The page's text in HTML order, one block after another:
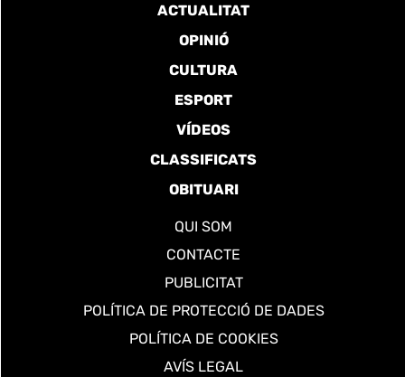
ACTUALITAT
OPINIÓ
CULTURA
ESPORT
VÍDEOS
CLASSIFICATS
OBITUARI
QUI SOM
CONTACTE
PUBLICITAT
POLÍTICA DE PROTECCIÓ DE DADES
POLÍTICA DE COOKIES
AVÍS LEGAL